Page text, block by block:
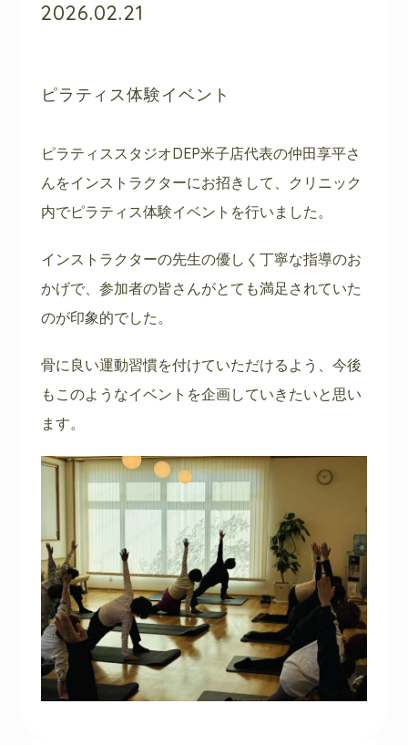
2026.02.21
ピラティス体験イベント
ピラティススタジオDEP米子店代表の仲田享平さ
んをインストラクターにお招きして、クリニック
内でピラティス体験イベントを行いました。
インストラクターの先生の優しく丁寧な指導のお
かげで、参加者の皆さんがとても満足されていた
のが印象的でした。
骨に良い運動習慣を付けていただけるよう、今後
もこのようなイベントを企画していきたいと思い
ます。